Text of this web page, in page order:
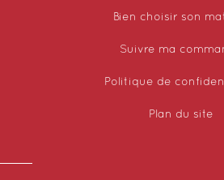
Bien choisir son
Suivre ma
Politique de
Plan du site